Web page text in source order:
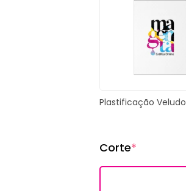
Plastificação Veludo
Corte*